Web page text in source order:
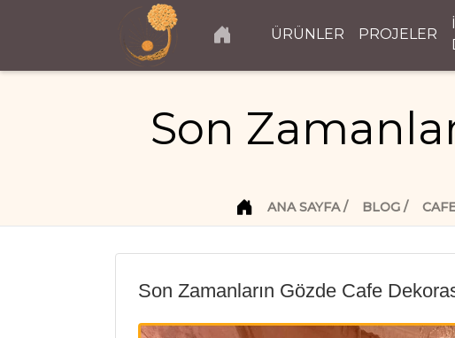
ÜRÜNLER PROJELER
Son
ANA SAYFA BLOG
Son Zamanların Gözde Cafe